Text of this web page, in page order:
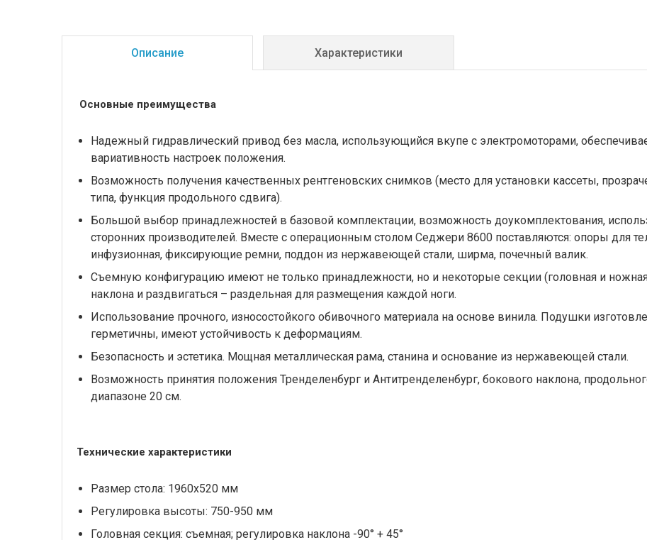
Описание Характеристики
Основные преимущества
Надежный гидравлический привод без масла, использующийся вкупе с электромоторами,
вариативность настроек положения.
Возможность получения качественных рентгеновских снимков (место для установки кассеты,
типа, функция продольного сдвига).
Большой выбор принадлежностей в базовой комплектации, возможность доукомплектования,
сторонних производителей. Вместе с операционным столом Седжери 8600 поставляются: опоры для
инфузионная, фиксирующие ремни, поддон из нержавеющей стали, ширма, почечный валик.
Съемную конфигурацию имеют не только принадлежности, но и некоторые секции (головная и
наклона и раздвигаться – раздельная для размещения каждой ноги.
Использование прочного, износостойкого обивочного материала на основе винила. Подушки
герметичны, имеют устойчивость к деформациям.
Безопасность и эстетика. Мощная металлическая рама, станина и основание из нержавеющей стали.
Возможность принятия положения Тренделенбург и Антитренделенбург, бокового наклона,
диапазоне 20 см.
Технические характеристики
Размер стола: 1960х520 мм
Регулировка высоты: 750-950 мм
Головная секция: съемная; регулировка наклона -90° + 45°